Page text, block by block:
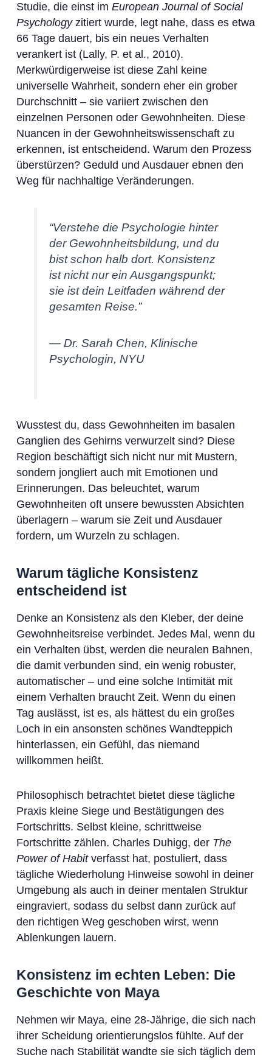
Studie, die einst im European Journal of Social
Psychologyzitiert wurde, legt nahe, dass es etwa
66 Tage dauert, bis ein neues Verhalten
verankert ist (Lally, P. et al., 2010).
Merkwürdigerweise ist diese Zahl keine
universelle Wahrheit, sondern eher ein grober
Durchschnitt – sie variiert zwischen den
einzelnen Personen oder Gewohnheiten. Diese
Nuancen in der Gewohnheitswissenschaft zu
erkennen, ist entscheidend. Warum den Prozess
überstürzen? Geduld und Ausdauer ebnen den
Weg für nachhaltige Veränderungen.
“Verstehe die Psychologie hinter
der Gewohnheitsbildung, und du
bist schon halb dort. Konsistenz
ist nicht nur ein Ausgangspunkt;
sie ist dein Leitfaden während der
gesamten Reise.”
— Dr. Sarah Chen, Klinische
Psychologin, NYU
Wusstest du, dass Gewohnheiten im basalen
Ganglien des Gehirns verwurzelt sind? Diese
Region beschäftigt sich nicht nur mit Mustern,
sondern jongliert auch mit Emotionen und
Erinnerungen. Das beleuchtet, warum
Gewohnheiten oft unsere bewussten Absichten
überlagern – warum sie Zeit und Ausdauer
fordern, um Wurzeln zu schlagen.
Warum tägliche Konsistenz
entscheidend ist
Denke an Konsistenz als den Kleber, der deine
Gewohnheitsreise verbindet. Jedes Mal, wenn du
ein Verhalten übst, werden die neuralen Bahnen,
die damit verbunden sind, ein wenig robuster,
automatischer – und eine solche Intimität mit
einem Verhalten braucht Zeit. Wenn du einen
Tag auslässt, ist es, als hättest du ein großes
Loch in ein ansonsten schönes Wandteppich
hinterlassen, ein Gefühl, das niemand
willkommen heißt.
Philosophisch betrachtet bietet diese tägliche
Praxis kleine Siege und Bestätigungen des
Fortschritts. Selbst kleine, schrittweise
Fortschritte zählen. Charles Duhigg, der The
Power of Habitverfasst hat, postuliert, dass
tägliche Wiederholung Hinweise sowohl in deiner
Umgebung als auch in deiner mentalen Struktur
eingraviert, sodass du selbst dann zurück auf
den richtigen Weg geschoben wirst, wenn
Ablenkungen lauern.
Konsistenz im echten Leben: Die
Geschichte von Maya
Nehmen wir Maya, eine 28-Jährige, die sich nach
ihrer Scheidung orientierungslos fühlte. Auf der
Suche nach Stabilität wandte sie sich täglich dem